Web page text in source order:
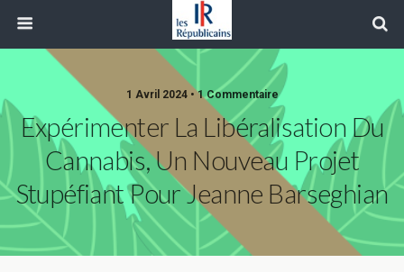
1 Avril 2024 • 1 Commentaire
Expérimenter La Libéralisation Du
Cannabis, Un Nouveau Projet
Stupéfiant Pour Jeanne Barseghian